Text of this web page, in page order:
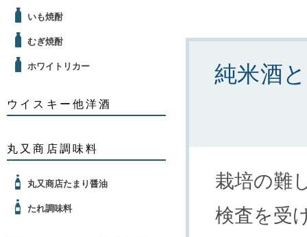
いも焼酎
むぎ焼酎
ホワイトリカー
ウイスキー他洋酒
丸又商店調味料
丸又商店たまり醤油
たれ調味料
純米酒
栽培の難
検査を受